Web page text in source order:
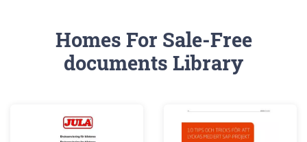
Homes For Sale-Free
documents Library